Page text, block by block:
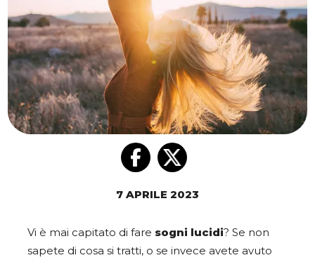
7 APRILE 2023
Vi è mai capitato di fare sogni lucidi? Se non
sapete di cosa si tratti, o se invece avete avuto